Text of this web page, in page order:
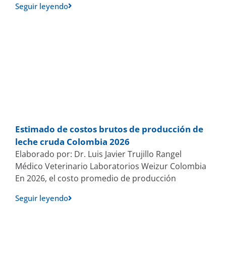
Seguir leyendo
Estimado de costos brutos de producción de
leche cruda Colombia 2026
Elaborado por: Dr. Luis Javier Trujillo Rangel
Médico Veterinario Laboratorios Weizur Colombia
En 2026, el costo promedio de producción
Seguir leyendo